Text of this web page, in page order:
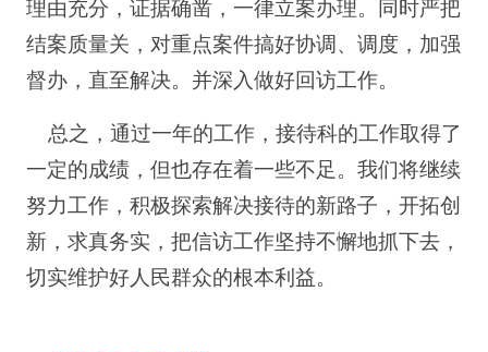
理由充分，证据确凿，一律立案办理。同时严把
结案质量关，对重点案件搞好协调、调度，加强
督办，直至解决。并深入做好回访工作。
总之，通过一年的工作，接待科的工作取得了
一定的成绩，但也存在着一些不足。我们将继续
努力工作，积极探索解决接待的新路子，开拓创
新，求真务实，把信访工作坚持不懈地抓下去，
切实维护好人民群众的根本利益。